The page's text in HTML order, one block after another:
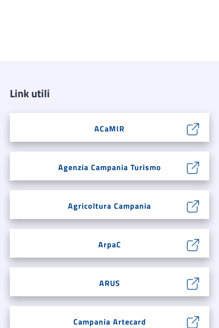
Link utili
ACaMIR
Agenzia Campania Turismo
Agricoltura Campania
ArpaC
ARUS
Campania Artecard